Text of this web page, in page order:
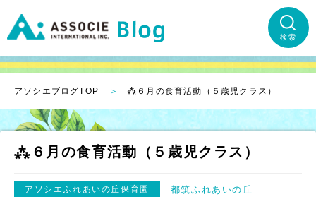
検索
アソシエブログTOP ⁂６月の食育活動（５歳児クラス）
⁂６月の食育活動（５歳児クラス）
アソシエふれあいの丘保育園 都筑ふれあいの丘